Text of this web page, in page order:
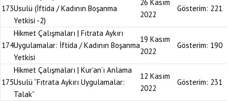
173Usulü (İftida / Kadının Boşanma
Yetkisi -2)
26 Kasım
2022
Gösterim: 221
174
Hikmet Çalışmaları | Fıtrata Aykırı
Uygulamalar: İftida / Kadının Boşanma
Yetkisi
19 Kasım
2022
Gösterim: 190
175
Hikmet Çalışmaları | Kur’an’ı Anlama
Usulü “Fıtrata Aykırı Uygulamalar:
Talak”
12 Kasım
2022
Gösterim: 231